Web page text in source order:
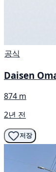
공식
Daisen
874 m
2년 전
저장